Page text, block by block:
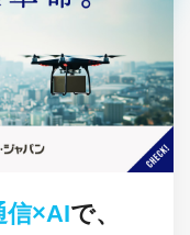
信×AIで、